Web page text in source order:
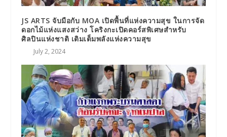
JS ARTS จับมือกับ MOA เปิดพื้นที่แห่งความสุข ในการจัด
ดอกไม้แห่งแสงสว่าง โคริงกะเปิดคอร์สพิเศษสำหรับ
ศิลปินแห่งชาติ เติมเต็มพลังแห่งความสุข
July 2, 2024